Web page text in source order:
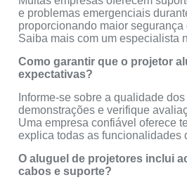
e problemas emergenciais
proporcionando maior
Saiba mais com um especialista
Como garantir que o projetor
expectativas?
Informe-se sobre a qualidade
demonstrações e verifique
Uma empresa confiável oferece
explica todas as funcionalidades
O aluguel de projetores inclui
cabos e suporte?